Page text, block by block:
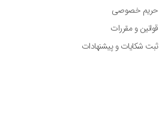
حریم خصوصی
قوانین و مقررات
ثبت شکایات و پیشنهادات